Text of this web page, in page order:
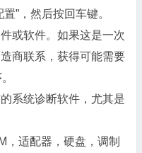
”，然后按回车键。
或软件。如果这是一次
商联系，获得可能需要
系统诊断软件，尤其是
，适配器，硬盘，调制